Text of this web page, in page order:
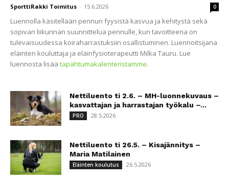
SporttiRakki Toimitus - 15.6.2026 0
Luennolla käsitellään pennun fyysistä kasvua ja kehitystä sekä
sopivan liikunnan suunnittelua pennulle, kun tavoitteena on
tulevaisuudessa koiraharrastuksiin osallistuminen. Luennoitsijana
eläinten kouluttaja ja eläinfysioterapeutti Milka Tauru. Lue
luennosta lisää tapahtumakalenteristamme.
Nettiluento ti 2.6. – MH-luonnekuvaus –
kasvattajan ja harrastajan työkalu –...
PRO 28.5.2026
Nettiluento ti 26.5. – Kisajännitys –
Maria Matilainen
Eläinten koulutus 26.5.2026